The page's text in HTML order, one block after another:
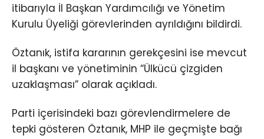
itibarıyla İl Başkan Yardımcılığı ve Yönetim
Kurulu Üyeliği görevlerinden ayrıldığını bildirdi.
Öztanık, istifa kararının gerekçesini ise mevcut
il başkanı ve yönetiminin “Ülkücü çizgiden
uzaklaşması” olarak açıkladı.
Parti içerisindeki bazı görevlendirmelere de
tepki gösteren Öztanık, MHP ile geçmişte bağı